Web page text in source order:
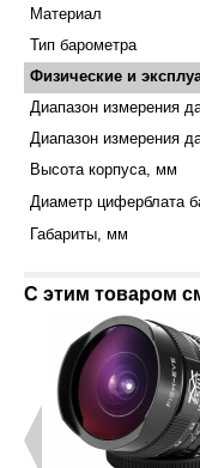
Материал
Тип барометра
Физические и
Диапазон измерения
Диапазон измерения
Высота корпуса, мм
Диаметр циферблата
Габариты, мм
С этим товаром